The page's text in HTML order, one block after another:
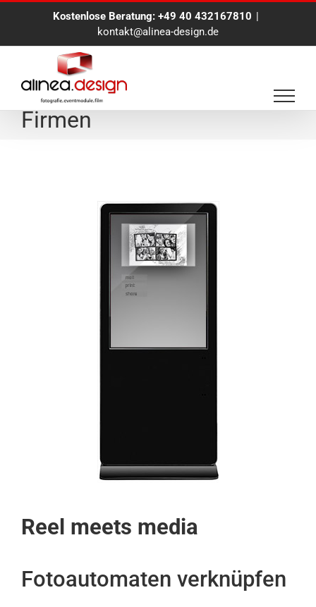
Kostenlose Beratung: +49 40 432167810 |
kontakt@alinea-design.de
alinea.Photobooth für
Firmen
Reel meets media
Fotoautomaten verknüpfen